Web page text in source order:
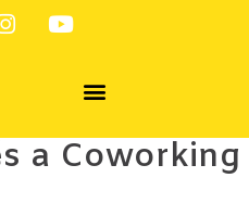
a Coworking